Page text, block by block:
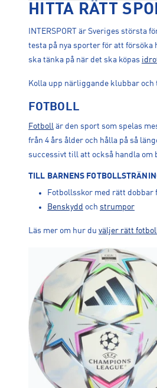
HITTA RÄTT
INTERSPORT är Sveriges
testa på nya sporter för att
ska tänka på när det ska köpas
Kolla upp närliggande klubbar och
FOTBOLL
Fotboll är den sport som spelas
från 4 års ålder och hålla på så
successivt till att också handla
TILL BARNENS
Fotbollsskor med rätt dobbar
Benskydd och strumpor
Läs mer om hur du väljer rätt